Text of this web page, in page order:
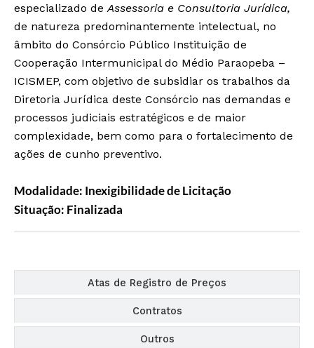
especializado de Assessoria e Consultoria Jurídica,
de natureza predominantemente intelectual, no
âmbito do Consórcio Público Instituição de
Cooperação Intermunicipal do Médio Paraopeba –
ICISMEP, com objetivo de subsidiar os trabalhos da
Diretoria Jurídica deste Consórcio nas demandas e
processos judiciais estratégicos e de maior
complexidade, bem como para o fortalecimento de
ações de cunho preventivo.
Modalidade: Inexigibilidade de Licitação
Situação: Finalizada
Atas de Registro de Preços
Contratos
Outros